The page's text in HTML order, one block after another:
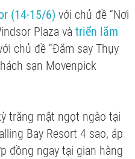
(14-15/6) với chủ đề “Nơi
Plaza và triển lãm
chủ đề “Đắm say Thụy
sạn Movenpick
trăng mật ngọt ngào tại
Bay Resort 4 sao, áp
đồng ngay tại gian hàng